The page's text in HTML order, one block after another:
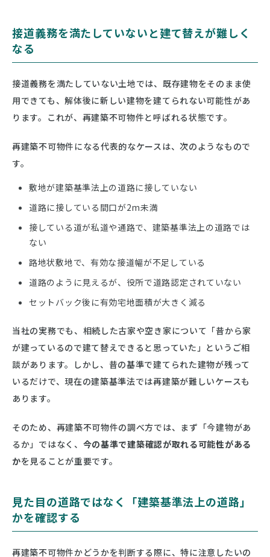
接道義務を満たしていないと建て替えが難しく
なる
接道義務を満たしていない土地では、既存建物をそのまま使
用できても、解体後に新しい建物を建てられない可能性があ
ります。これが、再建築不可物件と呼ばれる状態です。
再建築不可物件になる代表的なケースは、次のようなもので
す。
敷地が建築基準法上の道路に接していない
道路に接している間口が2m未満
接している道が私道や通路で、建築基準法上の道路では
ない
路地状敷地で、有効な接道幅が不足している
道路のように見えるが、役所で道路認定されていない
セットバック後に有効宅地面積が大きく減る
当社の実務でも、相続した古家や空き家について「昔から家
が建っているので建て替えできると思っていた」というご相
談があります。しかし、昔の基準で建てられた建物が残って
いるだけで、現在の建築基準法では再建築が難しいケースも
あります。
そのため、再建築不可物件の調べ方では、まず「今建物があ
るか」ではなく、 今の基準で建築確認が取れる可能性がある
かを見ることが重要です。
見た目の道路ではなく「建築基準法上の道路」
かを確認する
再建築不可物件かどうかを判断する際に、特に注意したいの